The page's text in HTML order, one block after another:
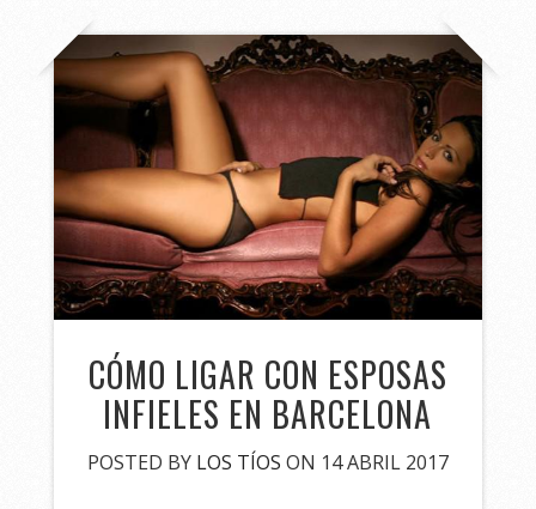
CÓMO LIGAR CON ESPOSAS
INFIELES EN BARCELONA
POSTED BY LOS TÍOS ON 14 ABRIL 2017